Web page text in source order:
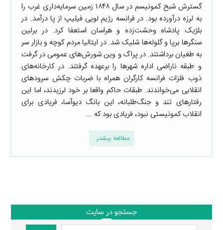
گسترش شبح کمونیسم در سال ۱۸۴۸ زمین سرمایه‌داری غرب را
به لرزه درآورده بود. در فرانسه رژیم لویی فیلیپ از پا درآمد. در
بلژیک پادشاه وحشت‌زده و هراسان استعفا کرد. در برلین
سنگرها برپا و گلوله‌ها شلیک شد. در ایتالیا مردم کوچه و بازار سر
به طغیان برداشتند. در پراگ و وین شورش‌های عمومی در گرفت
و طبقه ناراضی اداره شهرها را برعهده گرفتند. در کارخانه‌های
ذوب فلزات فرانسه کارگران همراه با ضربات چکش سرودهای
انقلابی می‌خواندند. طبقات حاکم واقعا بر خود لرزیدند، اما این
رفتارهای تند و جنگ‌طلبانه، این بانگ دیوآسا، فریادی برای
انقلاب کمونیستی نبود، فریادی بود که ...
مطالعه بیشتر
جستجو در سایت